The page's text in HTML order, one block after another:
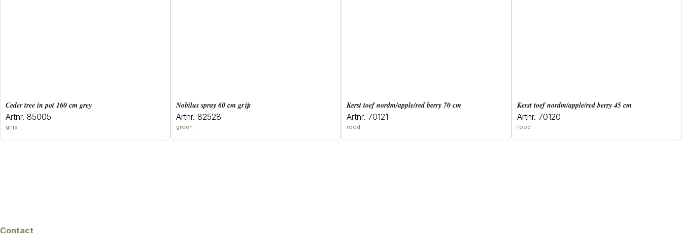
ceder tree in pot 160 cm grey
Artnr. 85005
grijs
Nobilus spray 60 cm grijs
Artnr. 82528
groen
Kerst toef nordm/apple/red berry 70 cm
Artnr. 70121
rood
Kerst toef nordm/apple/red berry 45 cm
Artnr. 70120
rood
Contact